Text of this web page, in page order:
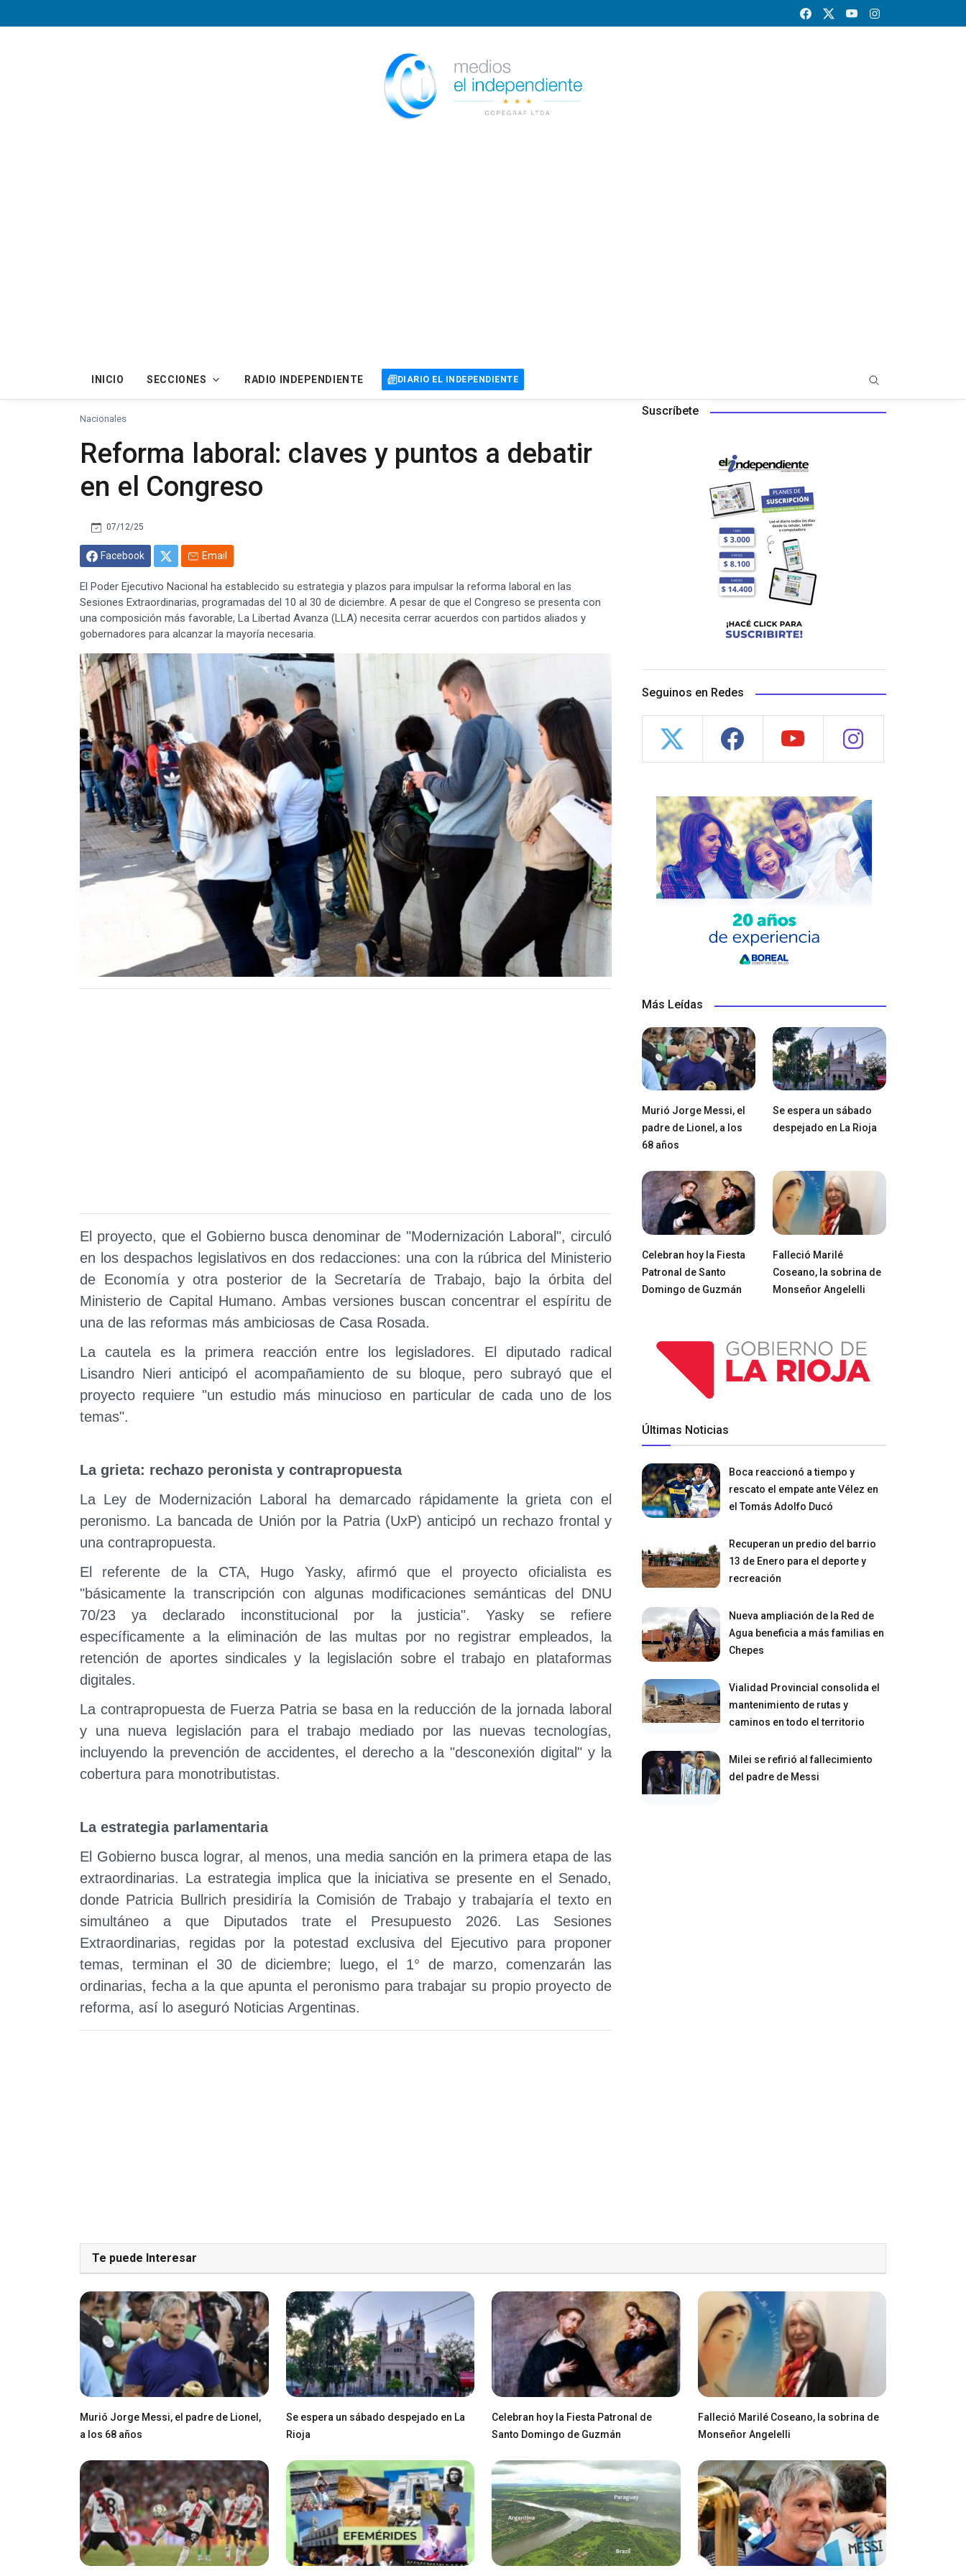
INICIO SECCIONES RADIO INDEPENDIENTE DIARIO EL INDEPENDIENTE
Nacionales
Reforma laboral: claves y puntos a debatir
en el Congreso
07/12/25
Facebook Email
El Poder Ejecutivo Nacional ha establecido su estrategia y plazos para impulsar la reforma laboral en las
Sesiones Extraordinarias, programadas del 10 al 30 de diciembre. A pesar de que el Congreso se presenta con
una composición más favorable, La Libertad Avanza (LLA) necesita cerrar acuerdos con partidos aliados y
gobernadores para alcanzar la mayoría necesaria.
El proyecto, que el Gobierno busca denominar de "Modernización Laboral", circuló
en los despachos legislativos en dos redacciones: una con la rúbrica del Ministerio
de Economía y otra posterior de la Secretaría de Trabajo, bajo la órbita del
Ministerio de Capital Humano. Ambas versiones buscan concentrar el espíritu de
una de las reformas más ambiciosas de Casa Rosada.
La cautela es la primera reacción entre los legisladores. El diputado radical
Lisandro Nieri anticipó el acompañamiento de su bloque, pero subrayó que el
proyecto requiere "un estudio más minucioso en particular de cada uno de los
temas".
La grieta: rechazo peronista y contrapropuesta
La Ley de Modernización Laboral ha demarcado rápidamente la grieta con el
peronismo. La bancada de Unión por la Patria (UxP) anticipó un rechazo frontal y
una contrapropuesta.
El referente de la CTA, Hugo Yasky, afirmó que el proyecto oficialista es
"básicamente la transcripción con algunas modificaciones semánticas del DNU
70/23 ya declarado inconstitucional por la justicia". Yasky se refiere
específicamente a la eliminación de las multas por no registrar empleados, la
retención de aportes sindicales y la legislación sobre el trabajo en plataformas
digitales.
La contrapropuesta de Fuerza Patria se basa en la reducción de la jornada laboral
y una nueva legislación para el trabajo mediado por las nuevas tecnologías,
incluyendo la prevención de accidentes, el derecho a la "desconexión digital" y la
cobertura para monotributistas.
La estrategia parlamentaria
El Gobierno busca lograr, al menos, una media sanción en la primera etapa de las
extraordinarias. La estrategia implica que la iniciativa se presente en el Senado,
donde Patricia Bullrich presidiría la Comisión de Trabajo y trabajaría el texto en
simultáneo a que Diputados trate el Presupuesto 2026. Las Sesiones
Extraordinarias, regidas por la potestad exclusiva del Ejecutivo para proponer
temas, terminan el 30 de diciembre; luego, el 1° de marzo, comenzarán las
ordinarias, fecha a la que apunta el peronismo para trabajar su propio proyecto de
reforma, así lo aseguró Noticias Argentinas.
Suscríbete
Seguinos en Redes
Más Leídas
Murió Jorge Messi, el
padre de Lionel, a los
68 años
Se espera un sábado
despejado en La Rioja
Celebran hoy la Fiesta
Patronal de Santo
Domingo de Guzmán
Falleció Marilé
Coseano, la sobrina de
Monseñor Angelelli
Últimas Noticias
Boca reaccionó a tiempo y
rescato el empate ante Vélez en
el Tomás Adolfo Ducó
Recuperan un predio del barrio
13 de Enero para el deporte y
recreación
Nueva ampliación de la Red de
Agua beneficia a más familias en
Chepes
Vialidad Provincial consolida el
mantenimiento de rutas y
caminos en todo el territorio
Milei se refirió al fallecimiento
del padre de Messi
Te puede Interesar
Murió Jorge Messi, el padre de Lionel,
a los 68 años
Se espera un sábado despejado en La
Rioja
Celebran hoy la Fiesta Patronal de
Santo Domingo de Guzmán
Falleció Marilé Coseano, la sobrina de
Monseñor Angelelli